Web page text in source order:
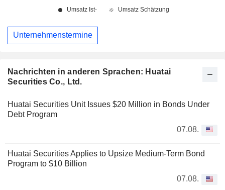
Nachrichten in anderen Sprachen: Huatai
Securities Co., Ltd.
Huatai Securities Unit Issues $20 Million in Bonds Under
Debt Program
07.08.
Huatai Securities Applies to Upsize Medium-Term Bond
Program to $10 Billion
07.08.
Unternehmenstermine